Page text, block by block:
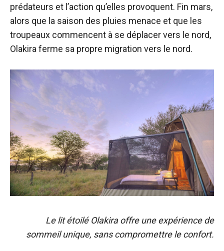
prédateurs et l’action qu’elles provoquent. Fin mars,
alors que la saison des pluies menace et que les
troupeaux commencent à se déplacer vers le nord,
Olakira ferme sa propre migration vers le nord.
Le lit étoilé Olakira offre une expérience de
sommeil unique, sans compromettre le confort.